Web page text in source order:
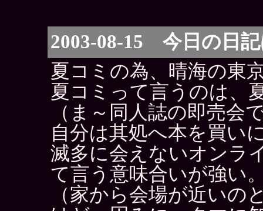
2003-08-15 今日の日
夏コミの為、晴海の東
夏コミって言うのは、
（ま～同人誌の即売会
自分は其処へ本を買い
滅多に会えないオンラ
て言う意味合いが強い
（家から会場が近いの